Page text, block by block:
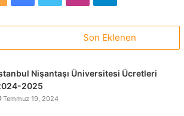
Son Eklenen
Nişantaşı Üniversitesi Ücretleri
2025
Temmuz 19, 2024